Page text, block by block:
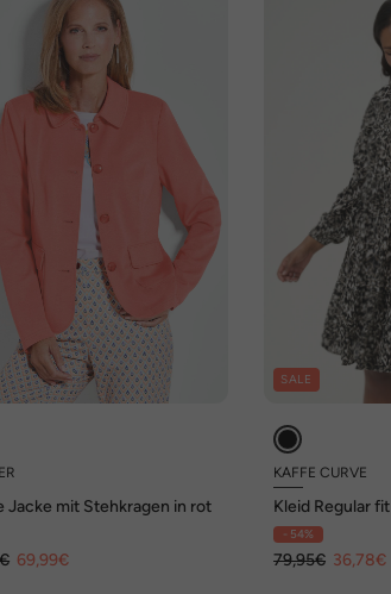
Jacke mit Stehkragen in rot
69,99€
SALE
KAFFE CURVE
Kleid Regular fit
- 54%
79,95€ 36,78€